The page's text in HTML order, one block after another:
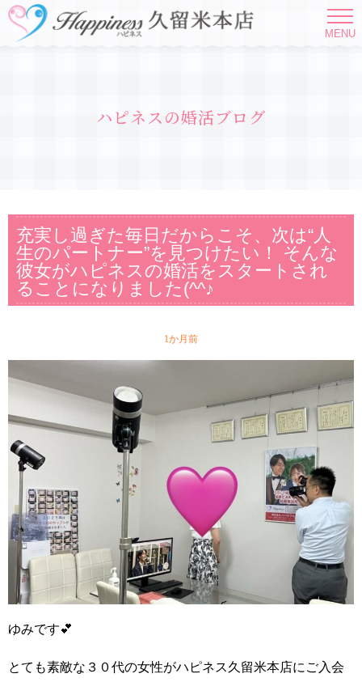
MENU
ハピネスの婚活ブログ
充実し過ぎた毎日だからこそ、次は“人
生のパートナー”を見つけたい！ そんな
彼女がハピネスの婚活をスタートされ
ることになりました(^^♪
1か月前
ゆみです💕
とても素敵な３０代の女性がハピネス久留米本店にご入会